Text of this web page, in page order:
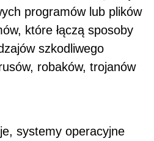
programów lub plików
które łączą sposoby
szkodliwego
robaków, trojanów
systemy operacyjne